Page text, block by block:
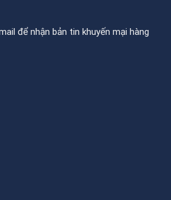
để nhận bản tin khuyến mại hàng